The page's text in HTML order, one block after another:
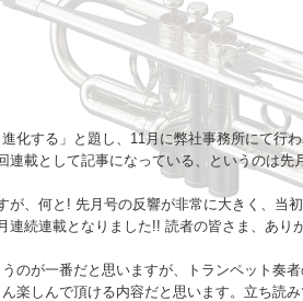
進化する」と題し、11月に弊社事務所にて行
連載として記事になっている、というのは先
が、何と! 先月号の反響が非常に大きく、当
連続連載となりました!! 読者の皆さま、あり
のが一番だと思いますが、トランペット奏
楽しんで頂ける内容だと思います。立ち読